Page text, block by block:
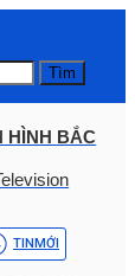
Tìm
HÌNH BẮC
TINMỚI